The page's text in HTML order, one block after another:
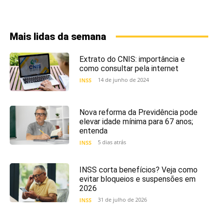
Mais lidas da semana
Extrato do CNIS: importância e
como consultar pela internet
INSS 14 de junho de 2024
Nova reforma da Previdência pode
elevar idade mínima para 67 anos;
entenda
INSS 5 dias atrás
INSS corta benefícios? Veja como
evitar bloqueios e suspensões em
2026
INSS 31 de julho de 2026